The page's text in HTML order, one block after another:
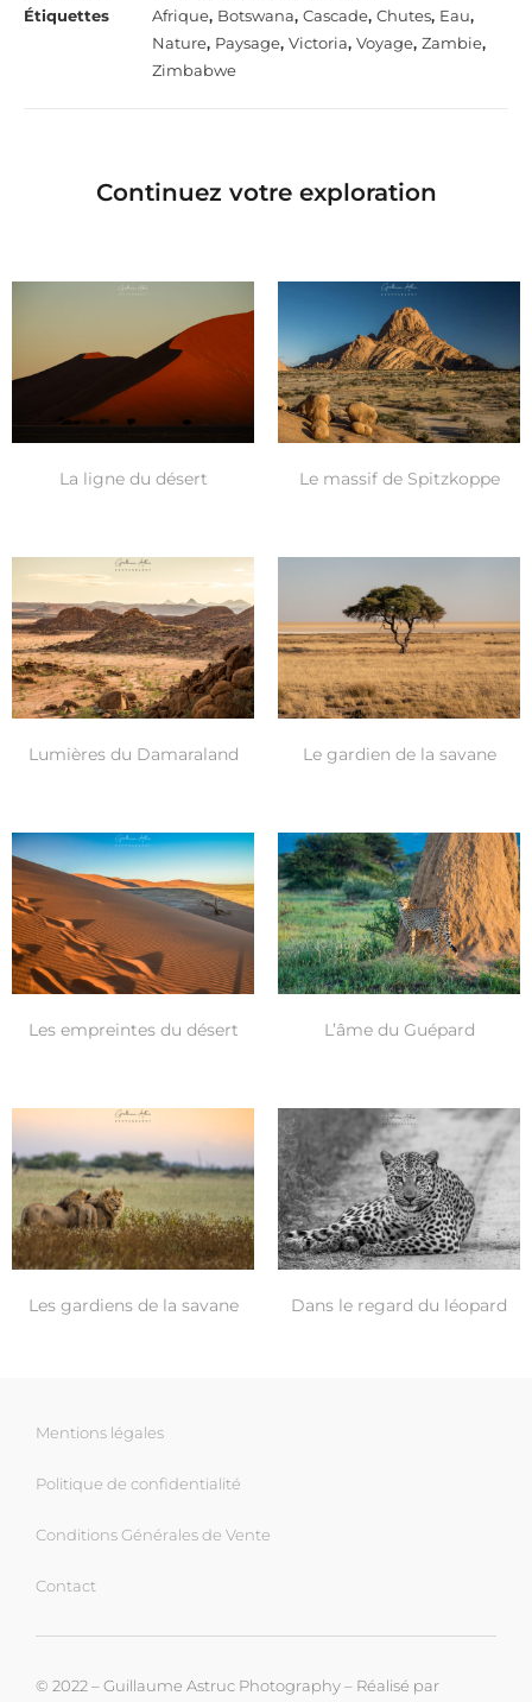
Étiquettes
Afrique, Botswana, Cascade, Chutes, Eau,
Nature, Paysage, Victoria, Voyage, Zambie,
Zimbabwe
Continuez votre exploration
La ligne du désert Le massif de Spitzkoppe
Lumières du Damaraland Le gardien de la savane
Les empreintes du désert L’âme du Guépard
Les gardiens de la savane Dans le regard du léopard
Mentions légales
Politique de confidentialité
Conditions Générales de Vente
Contact
© 2022 – Guillaume Astruc Photography – Réalisé par